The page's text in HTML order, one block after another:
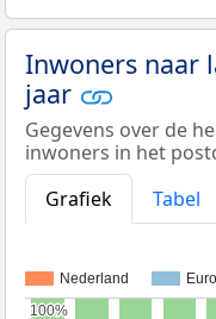
Inwoners naar
jaar
Gegevens over de
inwoners in het
Grafiek
Tabel
Nederland
100%
100%